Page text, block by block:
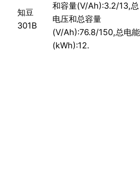
知豆
301B
和容量(V/Ah):3.2/13,总
电压和总容量
(V/Ah):76.8/150,总电能
(kWh):12.